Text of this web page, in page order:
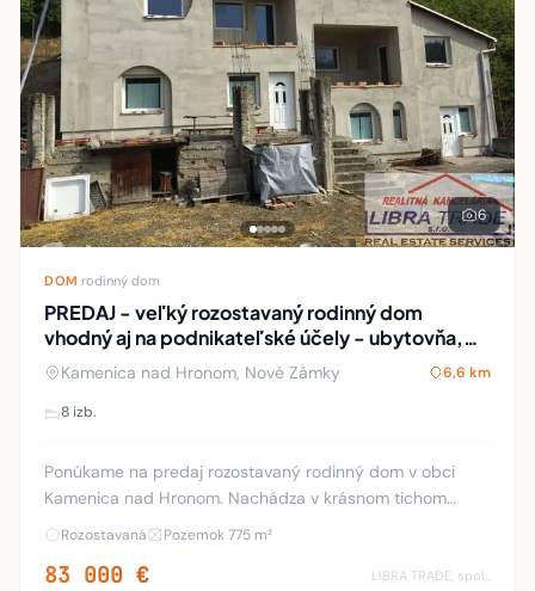
6
DOM rodinný dom
PREDAJ - veľký rozostavaný rodinný dom
vhodný aj na podnikateľské účely - ubytovňa,
penzión. Len 4 km od Štúrova. ODPORÚČAME.
Kamenica nad Hronom, Nové Zámky 6,6 km
8 izb.
Ponúkame na predaj rozostavaný rodinný dom v obci
Kamenica nad Hronom. Nachádza v krásnom tichom
prostredí na kraji obce v tesnej blízkosti rieky Hron.
Rozostavaná Pozemok 775 m²
83 000 € LIBRA TRADE, spol.s.r.o.